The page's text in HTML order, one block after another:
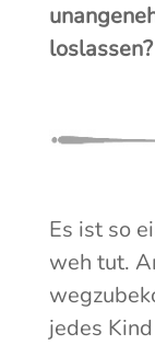
loslassen?
Es ist so
weh tut.
jedes